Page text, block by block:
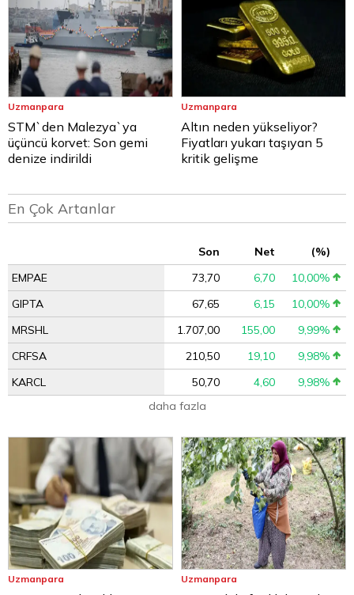
Uzmanpara
STM`den Malezya`ya
üçüncü korvet: Son gemi
denize indirildi
Uzmanpara
Altın neden yükseliyor?
Fiyatları yukarı taşıyan 5
kritik gelişme
En Çok Artanlar
Son Net
(%)
EMPAE
73,70 6,70
10,00%
GIPTA
67,65 6,15
10,00%
MRSHL
1.707,00 155,00
9,99%
CRFSA
210,50 19,10
9,98%
KARCL
50,70 4,60
9,98%
daha fazla
Uzmanpara Uzmanpara